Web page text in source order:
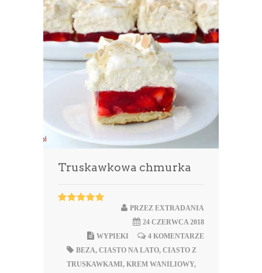
Truskawkowa chmurka
PRZEZ EXTRADANIA
24 CZERWCA 2018
4 KOMENTARZE
WYPIEKI
BEZA, CIASTO NA LATO, CIASTO Z
TRUSKAWKAMI, KREM WANILIOWY,